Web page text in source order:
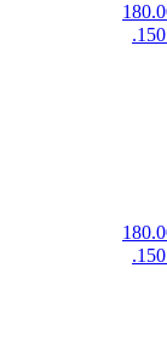
تومان180.000
تومان180.000